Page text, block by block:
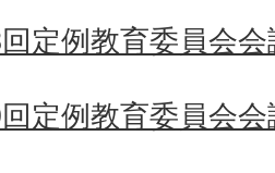
定例教育委員会会
定例教育委員会会